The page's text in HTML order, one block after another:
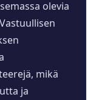
olevia
mikä
ja